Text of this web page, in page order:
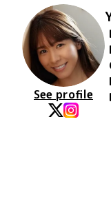
See profile